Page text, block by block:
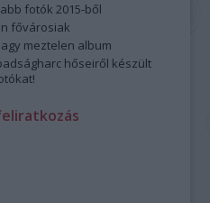
fotók 2015-ből
fővárosiak
meztelen album
hőseiről készült